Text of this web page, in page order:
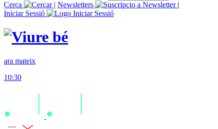
Cerca
| Newsletters
|
Iniciar Sessió
ara mateix
10:30